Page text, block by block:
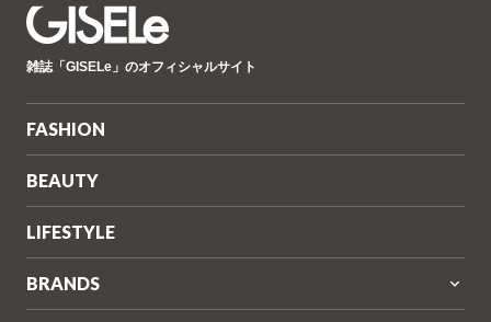
ゼ
雑誌「GISELe」のオフィシャルサイト
FASHION
BEAUTY
LIFESTYLE
BRANDS